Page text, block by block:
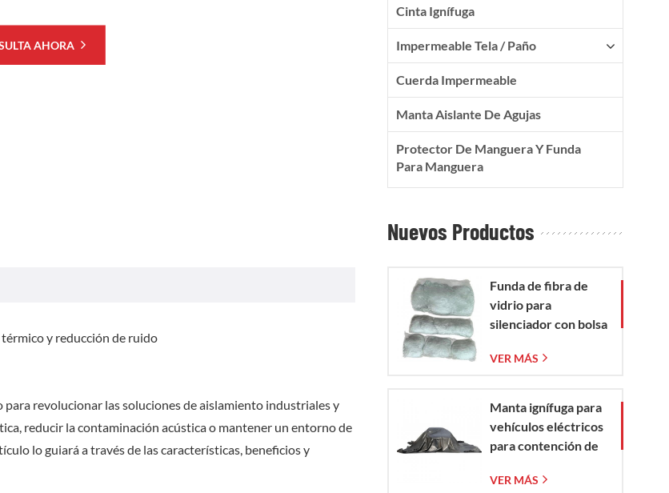
AHORA
y reducción de ruido
revolucionar las soluciones de aislamiento industriales y
reducir la contaminación acústica o mantener un entorno de
lo guiará a través de las características, beneficios y
Cinta Ignífuga
Impermeable Tela / Paño
Cuerda Impermeable
Manta Aislante De Agujas
Protector De Manguera Y Funda
Para Manguera
Nuevos Productos
Funda de fibra de
vidrio para
silenciador con bolsa
vidrio tejida
VER MÁS
Manta ignífuga para
vehículos eléctricos
para contención de
emergencias de
VER MÁS